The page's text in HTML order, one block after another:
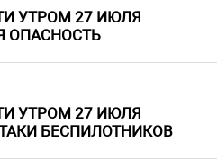
УТРОМ 27 ИЮЛЯ
ОПАСНОСТЬ
УТРОМ 27 ИЮЛЯ
БЕСПИЛОТНИКОВ